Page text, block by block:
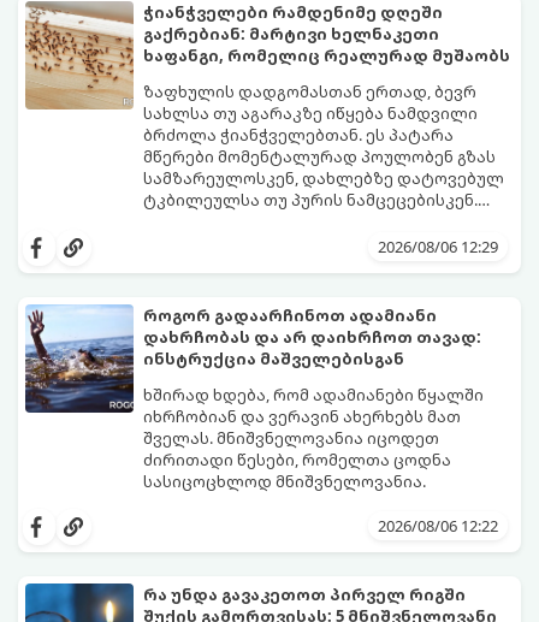
ჭიანჭველები რამდენიმე დღეში
გაქრებიან: მარტივი ხელნაკეთი
ხაფანგი, რომელიც რეალურად მუშაობს
ზაფხულის დადგომასთან ერთად, ბევრ
სახლსა თუ აგარაკზე იწყება ნამდვილი
ბრძოლა ჭიანჭველებთან. ეს პატარა
მწერები მომენტალურად პოულობენ გზას
სამზარეულოსკენ, დახლებზე დატოვებულ
ტკბილეულსა თუ პურის ნამცეცებისკენ.
სპრეი და შხამქიმიკატი იყიდება, თუმცა
სახლში პატარა ბავშვები ან შინაური
ცხოველები არიან.
მარტივი, უსაფრთხო და იაფი
ჭიანჭველების მთელ კოლონიას სულ
რამდენიმე დღეში დაამარცხებთ.
გთავაზობთ ეფექტური ხაფანგის
მომზადების რეცეპტს:
2026/08/06 12:29
როგორ გადაარჩინოთ ადამიანი
დახრჩობას და არ დაიხრჩოთ თავად:
ინსტრუქცია მაშველებისგან
ხშირად ხდება, რომ ადამიანები წყალში
იხრჩობიან და ვერავინ ახერხებს მათ
შველას. მნიშვნელოვანია იცოდეთ
ძირითადი წესები, რომელთა ცოდნა
სასიცოცხლოდ მნიშვნელოვანია.
2026/08/06 12:22
რა უნდა გავაკეთოთ პირველ რიგში
შუქის გამორთვისას: 5 მნიშვნელოვანი